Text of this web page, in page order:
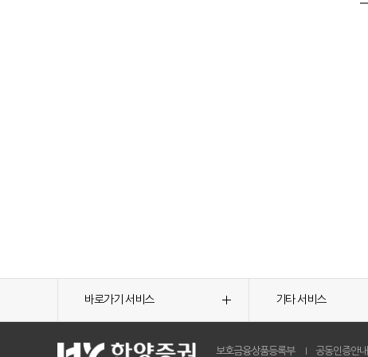
바로가기 서비스 기타 서비스
보호금융상품등록부 공동인증안내